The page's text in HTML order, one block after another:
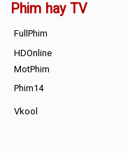
Phim hay TV
FullPhim
HDOnline
MotPhim
Phim14
Vkool